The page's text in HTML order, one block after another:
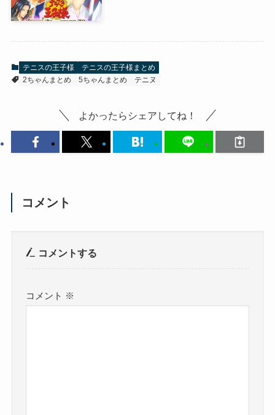
テニスの王子様
テニスの王子様まとめ
2ちゃんまとめ
5ちゃんまとめ テニヌ
よかったらシェアしてね！
コメント
コメントする
コメント ※